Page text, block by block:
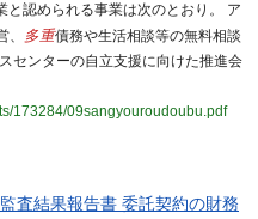
認められる事業は次のとおり。 ア
多重債務や生活相談等の無料相談
センターの自立支援に向けた推進会
173284/09sangyouroudoubu.pdf
査結果報告書 委託契約の財務